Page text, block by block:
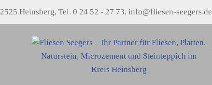
Heinsberg, Tel. 0 24 52 - 27 73, info@fliesen-seegers.de